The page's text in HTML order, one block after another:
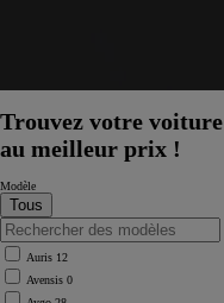
Trouvez votre
au meilleur prix !
Modèle
Auris 12
Avensis 0